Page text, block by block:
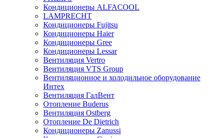
Кондиционеры ALFACOOL
LAMPRECHT
Кондиционеры Fujitsu
Кондиционеры Haier
Кондиционеры Gree
Кондиционеры Lessar
Вентиляция Vertro
Вентиляция VTS Group
Вентиляционное и холодильное оборудование
Интех
Вентиляция ГалВент
Отопление Buderus
Вентиляция Ostberg
Отопление De Dietrich
Кондиционеры Zanussi